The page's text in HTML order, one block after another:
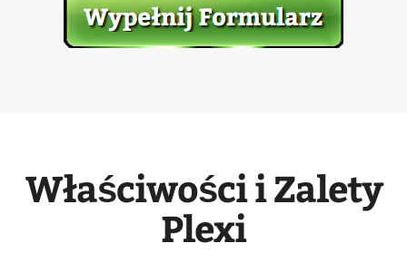
Właściwości i Zalety
Plexi